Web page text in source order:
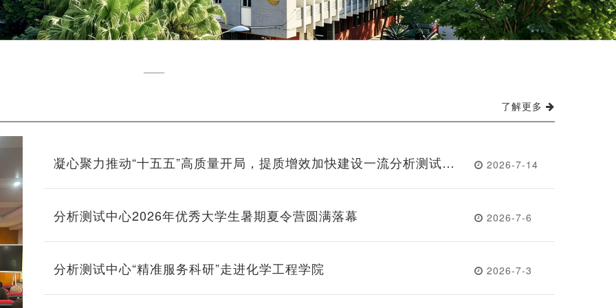
了解更多
凝心聚力推动“十五五”高质量开局，提质增效加快建设一流分析测试中
心 ——分析测试中心第五届教代会暨第四届工代会第五次会议圆满召开
2026-7-14
分析测试中心2026年优秀大学生暑期夏令营圆满落幕 2026-7-6
分析测试中心“精准服务科研”走进化学工程学院 2026-7-3